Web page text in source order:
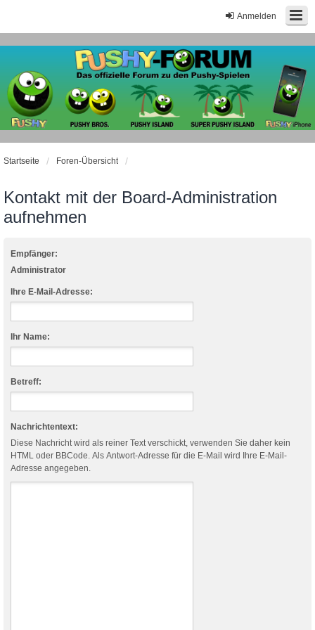
Anmelden
Startseite Foren-Übersicht
Kontakt mit der Board-Administration
aufnehmen
Empfänger:
Administrator
Ihre E-Mail-Adresse:
Ihr Name:
Betreff:
Nachrichtentext:
Diese Nachricht wird als reiner Text verschickt, verwenden Sie daher kein
HTML oder BBCode. Als Antwort-Adresse für die E-Mail wird Ihre E-Mail-
Adresse angegeben.